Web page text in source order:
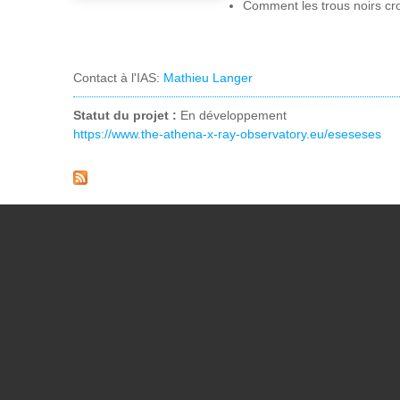
Comment les trous noirs
Contact à l'IAS: Mathieu Langer
Statut du projet : En développement
https://www.the-athena-x-ray-observatory.eu/eseseses